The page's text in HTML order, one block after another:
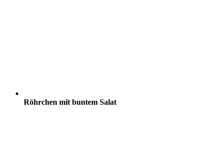
Röhrchen mit buntem Salat